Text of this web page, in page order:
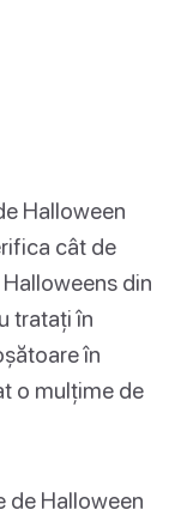
Halloween
cât de
din
tratați în
în
o mulțime de
de Halloween